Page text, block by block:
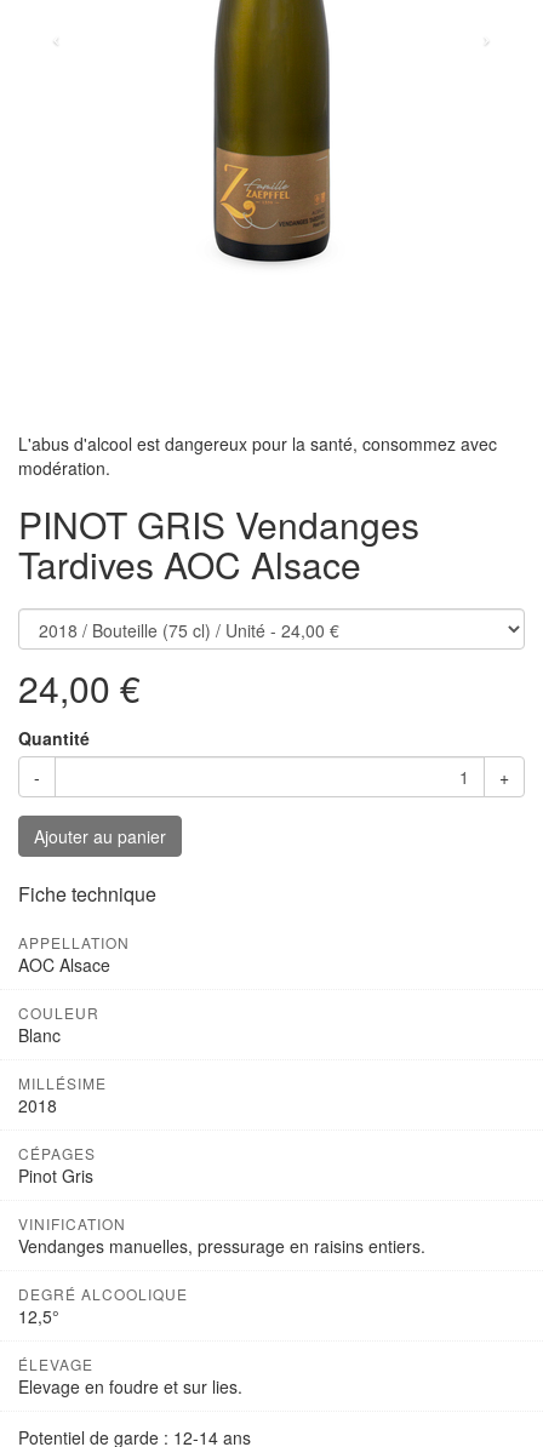
L'abus d'alcool est dangereux pour la santé, consommez avec
modération.
PINOT GRIS Vendanges
Tardives AOC Alsace
24,00 €
Quantité
-
+
Ajouter au panier
Fiche technique
APPELLATION
AOC Alsace
COULEUR
Blanc
MILLÉSIME
2018
CÉPAGES
Pinot Gris
VINIFICATION
Vendanges manuelles, pressurage en raisins entiers.
DEGRÉ ALCOOLIQUE
12,5°
ÉLEVAGE
Elevage en foudre et sur lies.
Potentiel de garde : 12-14 ans